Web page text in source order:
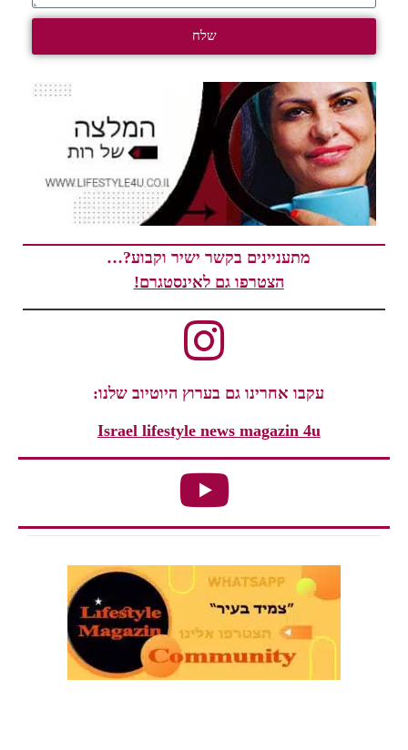
שלח
מתעניינים בקשר ישיר וקבוע?…
הצטרפו גם לאינסטגרם!
עקבו אחרינו גם בערוץ היוטיוב שלנו:
Israel lifestyle news magazin 4u